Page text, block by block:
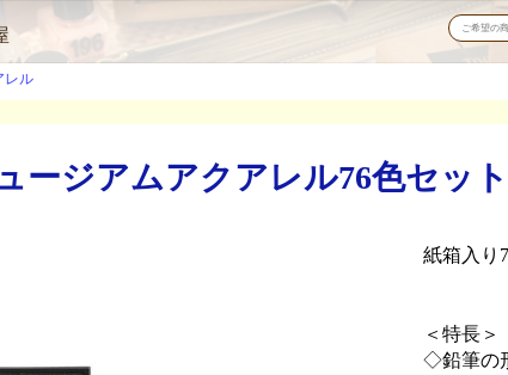
レル
ジアムアクアレル76色セット
紙箱入り
＜特長＞
◇鉛筆の